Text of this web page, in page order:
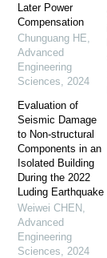
Later Power
Compensation
Chunguang HE,
Advanced
Engineering
Sciences, 2024
Evaluation of
Seismic Damage
to Non-structural
Components in an
Isolated Building
During the 2022
Luding Earthquake
Weiwei CHEN ,
Advanced
Engineering
Sciences, 2024